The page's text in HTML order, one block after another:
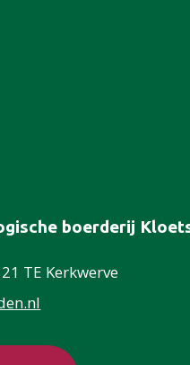
boerderij
TE Kerkwerve